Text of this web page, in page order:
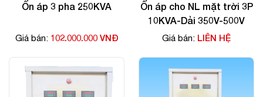
Ổn áp 3 pha 250KVA
Giá bán: 102.000.000 VNĐ
Ổn áp cho NL mặt trời 3P
10KVA-Dải 350V-500V
Giá bán: LIÊN HỆ